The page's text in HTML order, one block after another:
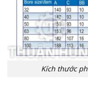
Kích thước